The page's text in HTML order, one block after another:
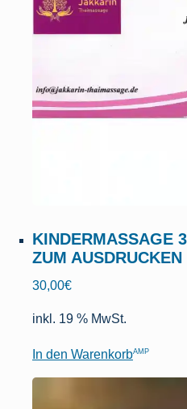
KINDERMASSAGE
ZUM AUSDRUCKEN
30,00€
inkl. 19 % MwSt.
In den WarenkorbAMP